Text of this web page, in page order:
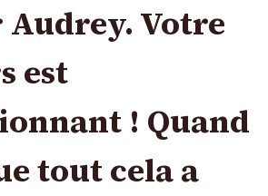
Votre
est
! Quand
tout cela a